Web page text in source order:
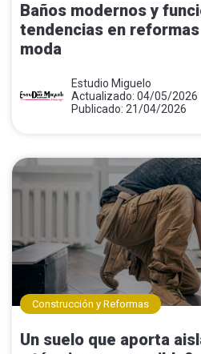
Baños modernos y
tendencias en
moda
Estudio Miguelo
Actualizado: 04/05/2026
Publicado: 21/04/2026
Construcción y Reformas
Un suelo que aporta